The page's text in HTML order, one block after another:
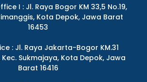
I : Jl. Raya Bogor KM 33,5 No.19,
Kota Depok, Jawa Barat
16453
: Jl. Raya Jakarta-Bogor KM.31
Kec. Sukmajaya, Kota Depok, Jawa
Barat 16416